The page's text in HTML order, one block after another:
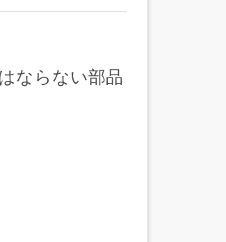
ならない部品